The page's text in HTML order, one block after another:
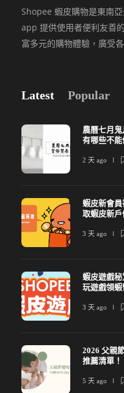
Shopee 蝦皮購物是東南
app 提供使用者便利友善
富多元的購物體驗，廣受
Latest Popular
農曆七月
有哪些不能
2 天 ago
蝦皮新會
取蝦皮新戶
3 天 ago
蝦皮遊戲
玩遊戲領蝦
3 天 ago
2026 父親
推薦清單！
5 天 ago